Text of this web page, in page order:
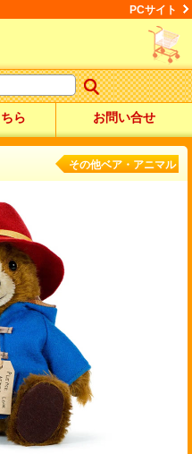
PCサイト
ら お問い合せ
その他ベア・アニマル